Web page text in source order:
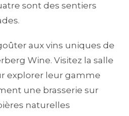
sont des sentiers
aux vins uniques de
Wine. Visitez la salle
explorer leur gamme
une brasserie sur
naturelles